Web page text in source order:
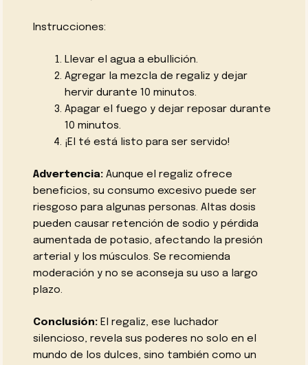
Instrucciones:
Llevar el agua a ebullición.
Agregar la mezcla de regaliz y dejar
hervir durante 10 minutos.
Apagar el fuego y dejar reposar durante
10 minutos.
¡El té está listo para ser servido!
Advertencia: Aunque el regaliz ofrece
beneficios, su consumo excesivo puede ser
riesgoso para algunas personas. Altas dosis
pueden causar retención de sodio y pérdida
aumentada de potasio, afectando la presión
arterial y los músculos. Se recomienda
moderación y no se aconseja su uso a largo
plazo.
Conclusión: El regaliz, ese luchador
silencioso, revela sus poderes no solo en el
mundo de los dulces, sino también como un